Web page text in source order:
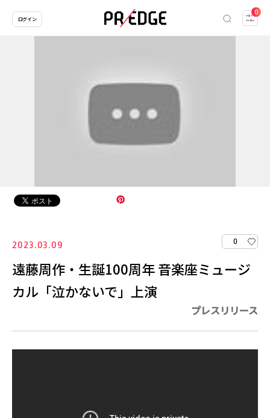
0
ログイン
2023.03.09 0
遠藤周作・生誕100周年 音楽座ミュージ
カル「泣かないで」上演
プレスリリース